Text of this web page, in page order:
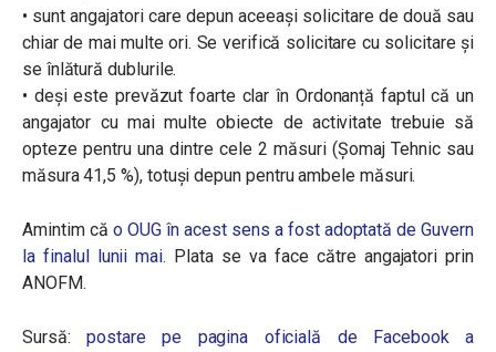
• sunt angajatori care depun aceeași solicitare de două sau
chiar de mai multe ori. Se verifică solicitare cu solicitare și
se înlătură dublurile.
• deși este prevăzut foarte clar în Ordonanță faptul că un
angajator cu mai multe obiecte de activitate trebuie să
opteze pentru una dintre cele 2 măsuri (Șomaj Tehnic sau
măsura 41,5 %), totuși depun pentru ambele măsuri.
Amintim că o OUG în acest sens a fost adoptată de Guvern
la finalul lunii mai. Plata se va face către angajatori prin
ANOFM.
Sursă:postare pe pagina oficială de Facebook a